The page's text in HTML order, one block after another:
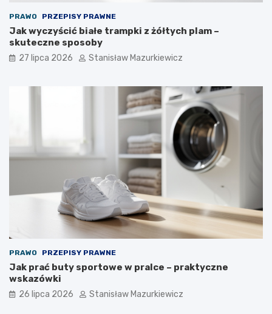
PRAWO PRZEPISY PRAWNE
Jak wyczyścić białe trampki z żółtych plam –
skuteczne sposoby
27 lipca 2026 Stanisław Mazurkiewicz
PRAWO PRZEPISY PRAWNE
Jak prać buty sportowe w pralce – praktyczne
wskazówki
26 lipca 2026 Stanisław Mazurkiewicz